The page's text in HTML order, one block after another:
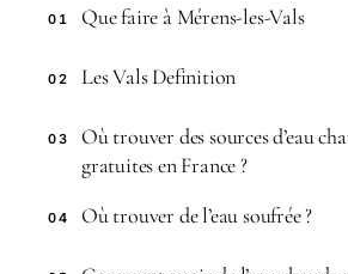
01 Que faire à Mérens-les-Vals
02 Les Vals Definition
03
Où trouver des sources d’eau
gratuites en France ?
04 Où trouver de l’eau soufrée ?